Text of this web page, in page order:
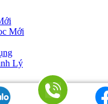
Mới
Lý